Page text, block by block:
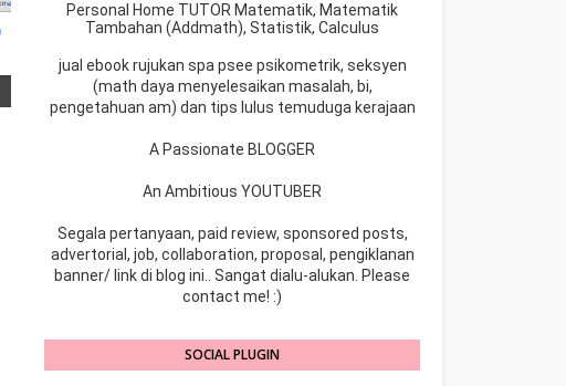
Personal Home TUTOR Matematik, Matematik
Tambahan (Addmath), Statistik, Calculus
jual ebook rujukan spa psee psikometrik, seksyen
(math daya menyelesaikan masalah, bi,
pengetahuan am) dan tips lulus temuduga kerajaan
A Passionate BLOGGER
An Ambitious YOUTUBER
Segala pertanyaan, paid review, sponsored posts,
advertorial, job, collaboration, proposal, pengiklanan
banner/ link di blog ini.. Sangat dialu-alukan. Please
contact me! :)
SOCIAL PLUGIN